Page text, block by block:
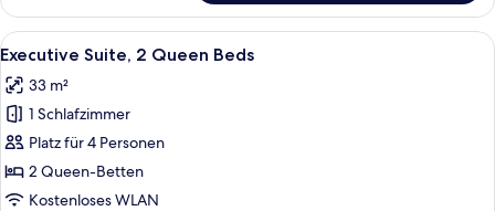
anzeigen
Suite,
King
Accessible
(Runway
View)
Alle
Fotos
für
Executive
Suite,
2
Queen
Executive Suite, 2 Queen Beds |
5
Executive Suite, 2 Queen Beds
33 m²
1 Schlafzimmer
Platz für 4 Personen
2 Queen-Betten
Kostenloses WLAN